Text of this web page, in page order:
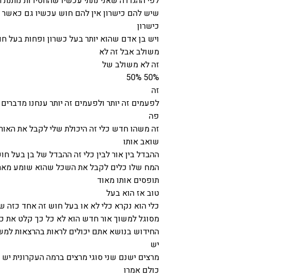
שיש להם כישרון אין להם חוש עכשיו גם
כישרון
ויש בן אדם שהוא יותר בעל כשרון ופחות בעל
משולב אבל זה לא
זה לא משולב של
50% 50%
זה
לפעמים זה יותר ולפעמים זה יותר ענחנו
פה
זה משהו חדש כלי זה היכולת שלי לקבל את
שואב אותו
ההבדל בין אור לבין כלי זה ההבדל של בן בעל
המח שלו כלים לקבל את השכל שהוא שומע
תופסים אותו מאוד
טוב אז הוא בעל
כלי הוא נקרא כלי לא או בעל חוש זה אחד כזה
מסוגל למשוך אור חדש הוא לא כל כך קלט את
החידוש בנושא אתם יכולים לראות בהרצאות
יש
מרצים ישנם שני סוגי מרצים ברמה העקרונית
כולם אמרו